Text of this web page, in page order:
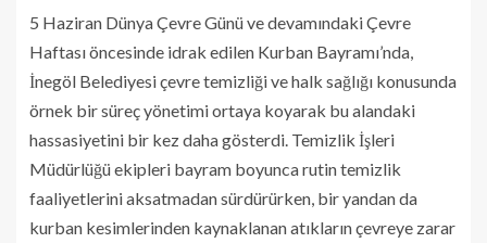
5 Haziran Dünya Çevre Günü ve devamındaki Çevre
Haftası öncesinde idrak edilen Kurban Bayramı’nda,
İnegöl Belediyesi çevre temizliği ve halk sağlığı konusunda
örnek bir süreç yönetimi ortaya koyarak bu alandaki
hassasiyetini bir kez daha gösterdi. Temizlik İşleri
Müdürlüğü ekipleri bayram boyunca rutin temizlik
faaliyetlerini aksatmadan sürdürürken, bir yandan da
kurban kesimlerinden kaynaklanan atıkların çevreye zarar